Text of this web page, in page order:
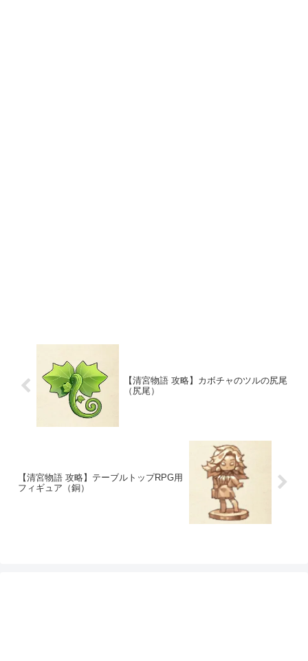
【清宮物語 攻略】カボチャのツルの尻尾
（尻尾）
【清宮物語 攻略】テーブルトップRPG用
フィギュア（銅）